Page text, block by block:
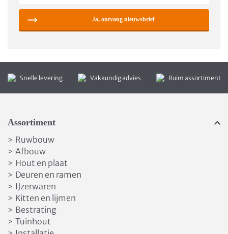
Ja, ontvang nieuwsbrief
Snelle levering Vakkundig advies Ruim assortiment
Assortiment
> Ruwbouw
> Afbouw
> Hout en plaat
> Deuren en ramen
> IJzerwaren
> Kitten en lijmen
> Bestrating
> Tuinhout